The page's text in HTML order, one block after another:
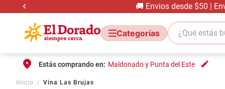
🚚 Envios desde $50 |
¿Qué estás
Estás comprando en: Maldonado y Punta del Este
Inicio Vina Las Brujas